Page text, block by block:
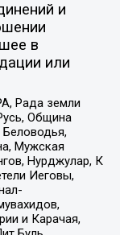
и
в
или
Рада земли
Община
Мужская
Нурджулар, К
Иеговы,
и Карачая,